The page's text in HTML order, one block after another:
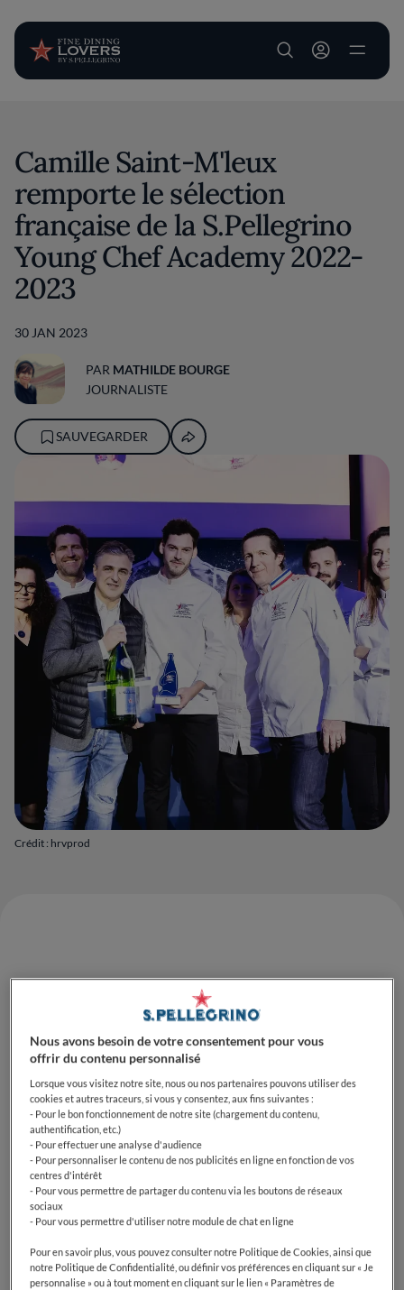
User account
Crédit : hrvprod
Camille Saint-M'leux
remporte le sélection
française de la S.Pellegrino
Young Chef Academy 2022-
2023
30 JAN 2023
PAR MATHILDE BOURGE
JOURNALISTE
SAUVEGARDER
Camille Saint-M'leuxest le gagnant de la sélection
française du concours
Academy 2022-23.Le chef du restaurant
conquis le jury composé de cinq grands noms de la
scène gastronomique française,Christophe Bacquié,
Stéphanie Le Quellec, Alexandre Mazzia, Jessica
Préalpato et Adrien Cachot,grâce à son plat
signature autour du paleron de boeuf à l'encre de
seiche.
Nous avons besoin de votre consentement pour vous
offrir du contenu personnalisé
Lorsque vous visitez notre site, nous ou nos partenaires pouvons utiliser des
cookies et autres traceurs, si vous y consentez, aux fins suivantes :
- Pour le bon fonctionnement de notre site (chargement du contenu,
authentification, etc.)
- Pour effectuer une analyse d'audience
- Pour personnaliser le contenu de nos publicités en ligne en fonction de vos
centres d'intérêt
- Pour vous permettre de partager du contenu via les boutons de réseaux
sociaux
- Pour vous permettre d'utiliser notre module de chat en ligne
Pour en savoir plus, vous pouvez consulter notre Politique de Cookies, ainsi que
notre Politique de Confidentialité, ou définir vos préférences en cliquant sur « Je
personnalise » ou à tout moment en cliquant sur le lien « Paramètres de